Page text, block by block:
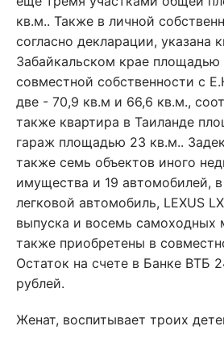
кв.м.. Также в личной
согласно декларации, указана
Забайкальском крае
совместной собственности с
две - 70,9 кв.м и 66,6 кв.м.,
также квартира в Таиланде
гараж площадью 23 кв.м..
также семь объектов иного
имущества и 19 автомобилей,
легковой автомобиль, LEXUS
выпуска и восемь самоходных
также приобретены в
Остаток на счете в Банке ВТБ
рублей.
Женат, воспитывает троих